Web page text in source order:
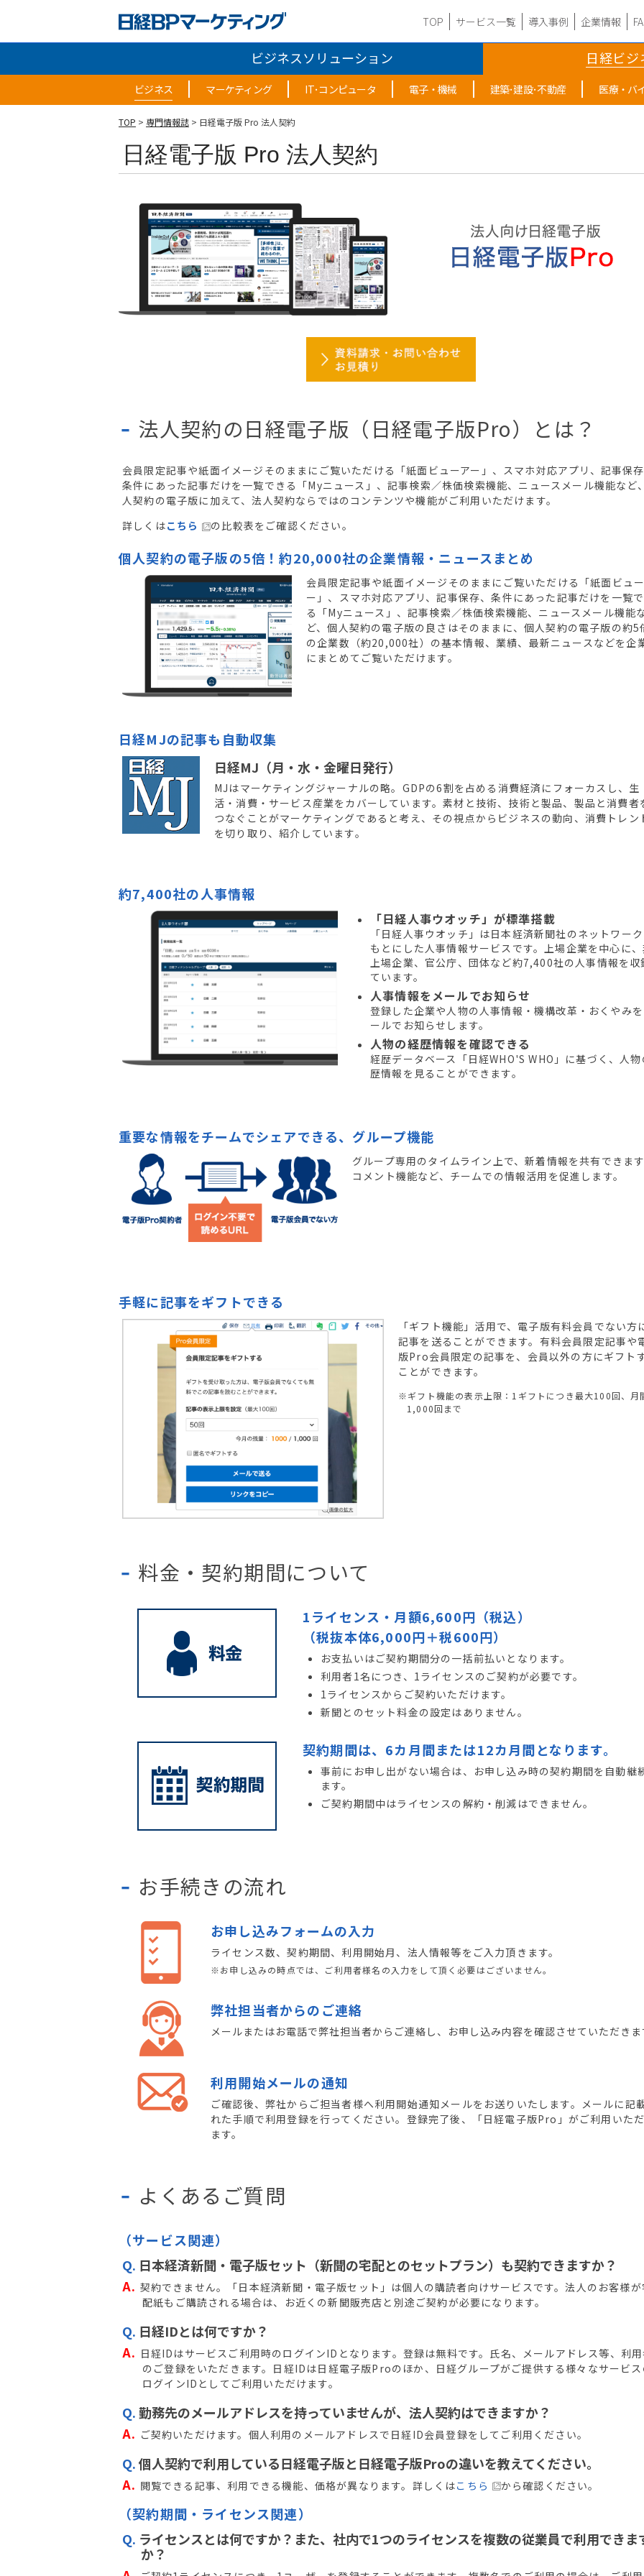
企業情報
導入事例
サービス一覧
TOP
ビジネスソリューション 日経ビ
ビジネス マーケティング IT･コンピュータ 電子・機械 建築･建設･不動産 医療・バ
TOP > 専門情報誌 > 日経電子版 Pro 法人契約
日経電子版 Pro 法人契約
法人契約の日経電子版（日経電子版Pro）とは？
会員限定記事や紙面イメージそのままにご覧いただける「紙面ビューアー」、スマホ対応アプリ、記事保
条件にあった記事だけを一覧できる「Myニュース」、記事検索／株価検索機能、ニュースメール機能など
人契約の電子版に加えて、法人契約ならではのコンテンツや機能がご利用いただけます。
詳しくはこちら の比較表をご確認ください。
個人契約の電子版の5倍！約20,000社の企業情報・ニュースまとめ
会員限定記事や紙面イメージそのままにご覧いただける「紙面ビュ
ー」、スマホ対応アプリ、記事保存、条件にあった記事だけを一覧
る「Myニュース」、記事検索／株価検索機能、ニュースメール機能
ど、個人契約の電子版の良さはそのままに、個人契約の電子版の約5
の企業数（約20,000社）の基本情報、業績、最新ニュースなどを企
にまとめてご覧いただけます。
日経MJの記事も自動収集
日経MJ（月・水・金曜日発行）
MJはマーケティングジャーナルの略。GDPの6割を占める消費経済にフォーカスし、生
活・消費・サービス産業をカバーしています。素材と技術、技術と製品、製品と消費者
つなぐことがマーケティングであると考え、その視点からビジネスの動向、消費トレン
を切り取り、紹介しています。
約7,400社の​人事情報
「日経人事ウオッチ」が標準搭載
「日経人事ウオッチ」は日本経済新聞社のネットワー
もとにした人事情報サービスです。上場企業を中心に
上場企業、官公庁、団体など約7,400社の人事情報を収
ています。
人事情報をメールでお知らせ
登録した企業や人物の人事情報・機構改革・おくやみ
ールでお知らせします。
人物の経歴情報を確認できる
経歴データベース「日経WHO'S WHO」に基づく、人
歴情報を見ることができます。
重要な情報をチームでシェアできる、グループ機能
グループ専用のタイムライン上で、新着情報を共有できま
コメント機能など、チームでの情報活用を促進します。
手軽に記事をギフトできる
「ギフト機能」活用で、電子版有料会員でない方
記事を送ることができます。有料会員限定記事や
版Pro会員限定の記事を、会員以外の方にギフト
ことができます。
※ギフト機能の表示上限：1ギフトにつき最大100回、月
1,000回まで
料金・契約期間について
1ライセンス・月額6,600円（税込）
（税抜本体6,000円＋税600円）
お支払いはご契約期間分の一括前払いとなります。
利用者1名につき、1ライセンスのご契約が必要です。
1ライセンスからご契約いただけます。
新聞とのセット料金の設定はありません。
契約期間は、6カ月間または12カ月間となります。
事前にお申し出がない場合は、お申し込み時の契約期間を自動継
ます。
ご契約期間中はライセンスの解約・削減はできません。
お手続きの流れ
お申し込みフォームの入力
ライセンス数、契約期間、利用開始月、法人情報等をご入力頂きます。
※お申し込みの時点では、ご利用者様名の入力をして頂く必要はございません。
弊社担当者からのご連絡
メールまたはお電話で弊社担当者からご連絡し、お申し込み内容を確認させていただきま
利用開始メールの通知
ご確認後、弊社からご担当者様へ利用開始通知メールをお送りいたします。メールに記
れた手順で利用登録を行ってください。登録完了後、「日経電子版Pro」がご利用いた
ます。
よくあるご質問
（サービス関連）
Q. 日本経済新聞・電子版セット（新聞の宅配とのセットプラン）も契約できますか？
A. 契約できません。「日本経済新聞・電子版セット」は個人の購読者向けサービスです。法人のお客様
配紙もご購読される場合は、お近くの新聞販売店と別途ご契約が必要になります。
Q. 日経IDとは何ですか？
A. 日経IDはサービスご利用時のログインIDとなります。登録は無料です。氏名、メールアドレス等、利
のご登録をいただきます。日経IDは日経電子版Proのほか、日経グループがご提供する様々なサービ
ログインIDとしてご利用いただけます。
Q.勤務先のメールアドレスを持っていませんが、法人契約はできますか？
A. ご契約いただけます。個人利用のメールアドレスで日経ID会員登録をしてご利用ください。
Q.個人契約で利用している日経電子版と日経電子版Proの違いを教えてください。
A. 閲覧できる記事、利用できる機能、価格が異なります。詳しくはこちら から確認ください。
（契約期間・ライセンス関連）
Q. ライセンスとは何ですか？また、社内で1つのライセンスを複数の従業員で利用できま
か？